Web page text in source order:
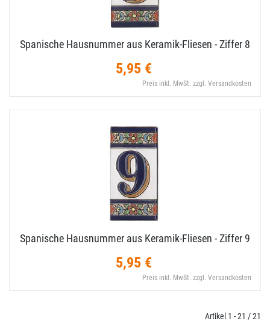
Spanische Hausnummer aus Keramik-​Fliesen - Ziffer 8
5,95 €
Preis inkl. MwSt. zzgl. Versandkosten
Spanische Hausnummer aus Keramik-​Fliesen - Ziffer 9
5,95 €
Preis inkl. MwSt. zzgl. Versandkosten
Artikel 1 - 21 / 21